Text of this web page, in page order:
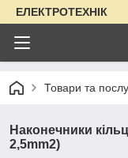
ЕЛЕКТРОТЕХНІК
Товари та
Наконечники
2,5mm2)